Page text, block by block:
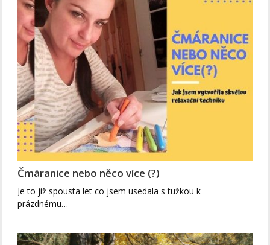
Čmáranice nebo něco více (?)
Je to již spousta let co jsem usedala s tužkou k
prázdnému…